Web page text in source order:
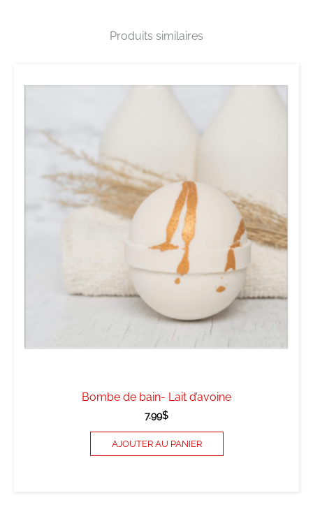
Produits similaires
Bombe de bain- Lait d’avoine
7.99$
AJOUTER AU PANIER